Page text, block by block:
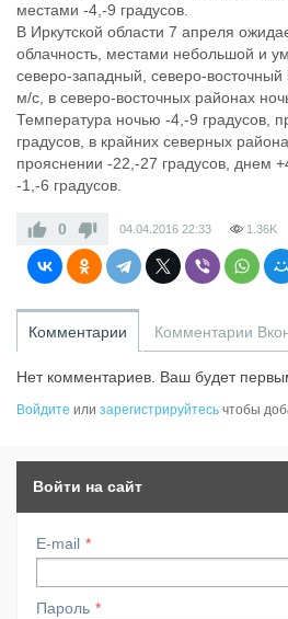
местами -4,-9 градусов.
В Иркутской области 7 апреля
облачность, местами небольшой и
северо-западный, северо-
м/с, в северо-восточных районах
Температура ночью -4,-9 градусов,
градусов, в крайних северных
прояснении -22,-27 градусов, днем
-1,-6 градусов.
0 04.04.2016 22:33 1.36K
Комментарии Комментарии
Нет комментариев. Ваш будет
Войдите или зарегистрируйтесь чтобы
Войти на сайт
E-mail
Пароль